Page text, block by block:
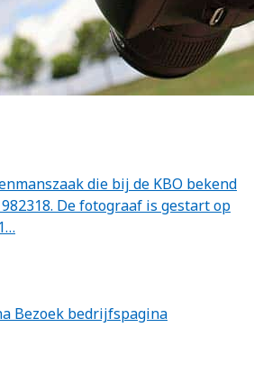
die bij de KBO bekend
De fotograaf is gestart op
Bezoek bedrijfspagina